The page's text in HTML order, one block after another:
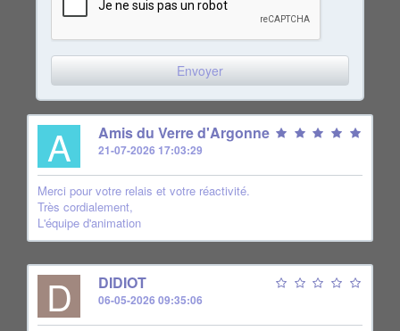
A Amis du Verre d'Argonne
21-07-2026 17:03:29
Merci pour votre relais et votre réactivité.
Très cordialement,
L'équipe d'animation
D DIDIOT
06-05-2026 09:35:06